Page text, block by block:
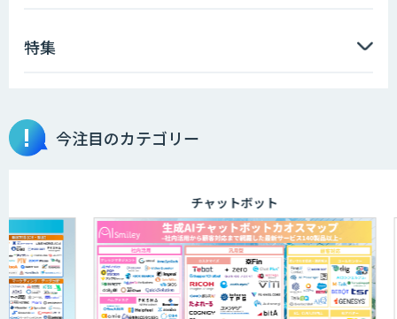
特集
今注目のカテゴリー
チャットボット